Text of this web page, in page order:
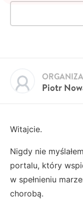
Piotr
Witajcie.
Nigdy nie
portalu, który
w spełnieniu
chorobą.